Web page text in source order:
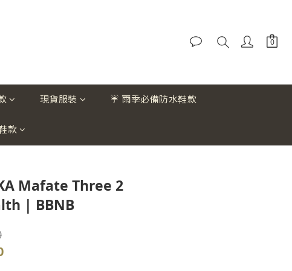
現貨服裝 ☔ 雨季必備防水鞋款
款
Mafate Three 2
| BBNB